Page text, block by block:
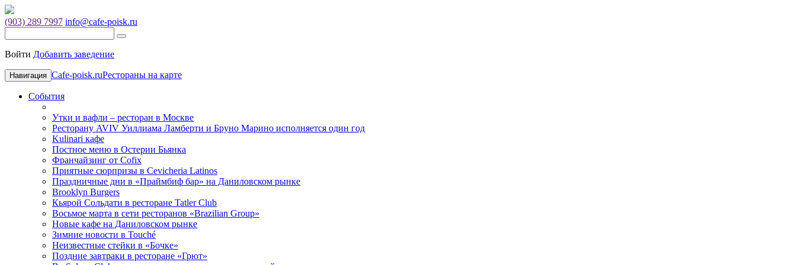
(903) 289 7997 info@cafe-poisk.ru
Войти Добавить заведение
Навигация Cafe-poisk.ruРестораны на карте
События
Утки и вафли – ресторан в Москве
Ресторану AVIV Уиллиама Ламберти и Бруно Марино исполняется один год
Kulinari кафе
Постное меню в Остерии Бьянка
Франчайзинг от Cofix
Приятные сюрпризы в Cevicheria Latinos
Праздничные дни в «Праймбиф бар» на Даниловском рынке
Brooklyn Burgers
Кьярой Сольдати в ресторане Tatler Club
Восьмое марта в сети ресторанов «Brazilian Group»
Новые кафе на Даниловском рынке
Зимние новости в Touché
Неизвестные стейки в «Бочке»
Поздние завтраки в ресторане «Грют»